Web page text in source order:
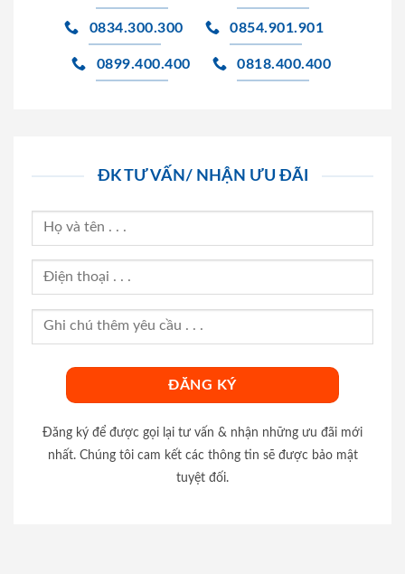
0834.300.300 0854.901.901
0899.400.400 0818.400.400
ĐK TƯ VẤN/ NHẬN ƯU ĐÃI
Đăng ký để được gọi lại tư vấn & nhận những ưu đãi mới
nhất. Chúng tôi cam kết các thông tin sẽ được bảo mật
tuyệt đối.